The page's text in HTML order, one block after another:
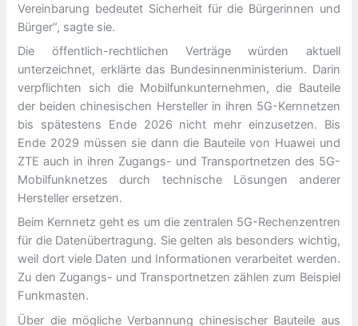
Vereinbarung bedeutet Sicherheit für die Bürgerinnen und
Bürger“, sagte sie.
Die öffentlich-rechtlichen Verträge würden aktuell
unterzeichnet, erklärte das Bundesinnenministerium. Darin
verpflichten sich die Mobilfunkunternehmen, die Bauteile
der beiden chinesischen Hersteller in ihren 5G-Kernnetzen
bis spätestens Ende 2026 nicht mehr einzusetzen. Bis
Ende 2029 müssen sie dann die Bauteile von Huawei und
ZTE auch in ihren Zugangs- und Transportnetzen des 5G-
Mobilfunknetzes durch technische Lösungen anderer
Hersteller ersetzen.
Beim Kernnetz geht es um die zentralen 5G-Rechenzentren
für die Datenübertragung. Sie gelten als besonders wichtig,
weil dort viele Daten und Informationen verarbeitet werden.
Zu den Zugangs- und Transportnetzen zählen zum Beispiel
Funkmasten.
Über die mögliche Verbannung chinesischer Bauteile aus